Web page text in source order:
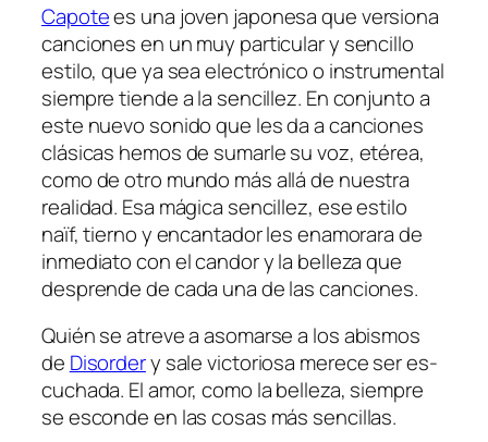
Capotees una jo­ven ja­po­ne­sa que ver­sio­na
can­cio­nes en un muy par­ti­cu­lar y sen­ci­llo
es­ti­lo, que ya sea elec­tró­ni­co o ins­tru­men­tal
siem­pre tien­de a la sen­ci­llez. En con­jun­to a
es­te nue­vo so­ni­do que les da a can­cio­nes
clá­si­cas he­mos de su­mar­le su voz, eté­rea,
co­mo de otro mun­do más allá de nues­tra
reali­dad. Esa má­gi­ca sen­ci­llez, ese es­ti­lo
naïf, tierno y en­can­ta­dor les ena­mo­ra­ra de
in­me­dia­to con el can­dor y la be­lle­za que
des­pren­de de ca­da una de las canciones.
Quién se atre­ve a aso­mar­se a los abis­mos
de Disordery sa­le vic­to­rio­sa me­re­ce ser es­
cu­cha­da. El amor, co­mo la be­lle­za, siem­pre
se es­con­de en las co­sas más sencillas.